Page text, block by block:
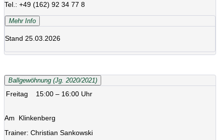
Tel.: +49 (162) 92 34 77 8
Mehr Info
Stand 25.03.2026
Ballgewöhnung (Jg. 2020/2021)
Freitag 15:00 – 16:00 Uhr
Am Klinkenberg
Trainer: Christian Sankowski